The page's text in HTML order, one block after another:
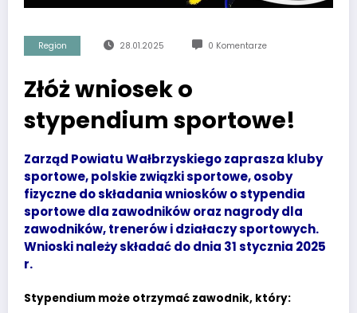
Region 28.01.2025 0 Komentarze
Złóż wniosek o
stypendium sportowe!
Zarząd Powiatu Wałbrzyskiego zaprasza kluby
sportowe, polskie związki sportowe, osoby
fizyczne do składania wniosków o stypendia
sportowe dla zawodników oraz nagrody dla
zawodników, trenerów i działaczy sportowych.
Wnioski należy składać do dnia 31 stycznia 2025
r.
Stypendium może otrzymać zawodnik, który: